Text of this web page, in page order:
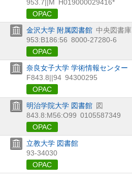
953.7||M H019000029416*
OPAC
金沢大学 附属図書館 中央図書庫
953:B186:56 8000-27280-6
OPAC
奈良女子大学 学術情報センター
F843.8||94 94300295
OPAC
明治学院大学 図書館 図
843.8:M56:O99 0105587349
OPAC
立教大学 図書館
93-34030
OPAC